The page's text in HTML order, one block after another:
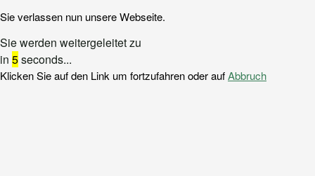
Sie verlassen nun unsere Webseite.
Sie werden weitergeleitet zu
in 5seconds...
Klicken Sie auf den Link um fortzufahren oder aufAbbruch